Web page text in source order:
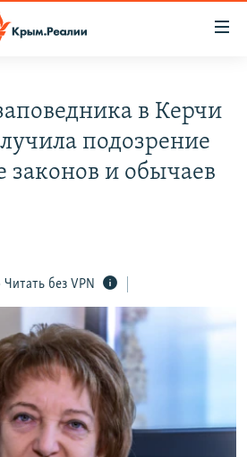
КРЫМА
в Керчи
подозрение
законов и обычаев
Читать без VPN